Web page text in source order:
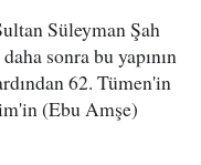
Süleyman Şah
sonra bu yapının
62. Tümen'in
(Ebu Amşe)